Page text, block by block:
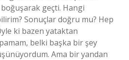
geçti. Hangi
Sonuçlar doğru mu? Hep
ki bazen yataktan
belki başka bir şey
Ama bir yandan